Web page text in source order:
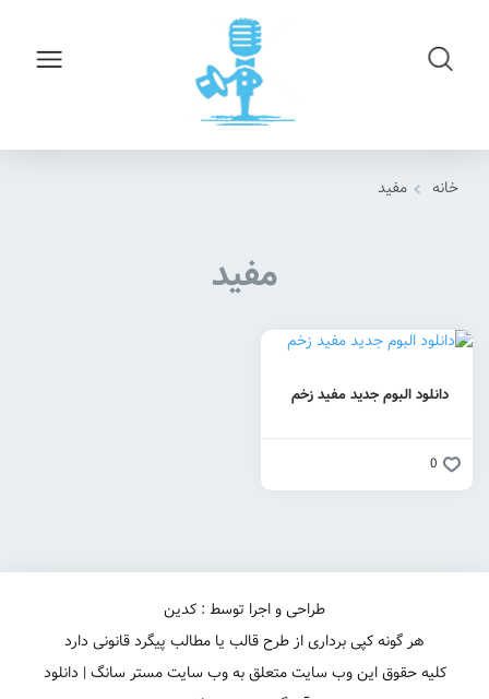
خانه مفید
مفید
دانلود البوم جدید مفید زخم
0
طراحی و اجرا توسط : کدین
هر گونه کپی برداری از طرح قالب یا مطالب پیگرد قانونی دارد
کلیه حقوق این وب سایت متعلق به وب سایت مستر سانگ | دانلود